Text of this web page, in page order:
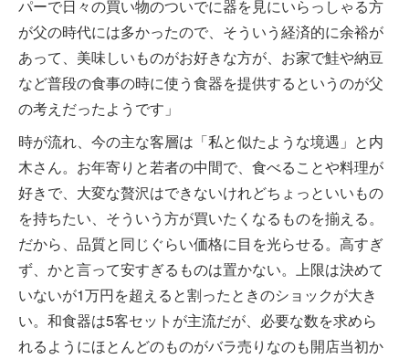
パーで日々の買い物のついでに器を見にいらっしゃる方
が父の時代には多かったので、そういう経済的に余裕が
あって、美味しいものがお好きな方が、お家で鮭や納豆
など普段の食事の時に使う食器を提供するというのが父
の考えだったようです」
時が流れ、今の主な客層は「私と似たような境遇」と内
木さん。お年寄りと若者の中間で、食べることや料理が
好きで、大変な贅沢はできないけれどちょっといいもの
を持ちたい、そういう方が買いたくなるものを揃える。
だから、品質と同じぐらい価格に目を光らせる。高すぎ
ず、かと言って安すぎるものは置かない。上限は決めて
いないが1万円を超えると割ったときのショックが大き
い。和食器は5客セットが主流だが、必要な数を求めら
れるようにほとんどのものがバラ売りなのも開店当初か